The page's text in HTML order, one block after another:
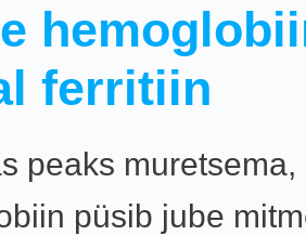
ferritiin
peaks muretsema,
püsib jube